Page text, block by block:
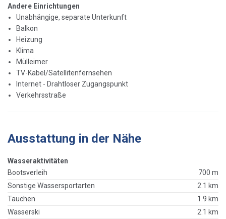
Andere Einrichtungen
Unabhängige, separate Unterkunft
Balkon
Heizung
Klima
Mülleimer
TV-Kabel/Satellitenfernsehen
Internet - Drahtloser Zugangspunkt
Verkehrsstraße
Ausstattung in der Nähe
Wasseraktivitäten
Bootsverleih
700 m
Sonstige Wassersportarten
2.1 km
Tauchen
1.9 km
Wasserski
2.1 km